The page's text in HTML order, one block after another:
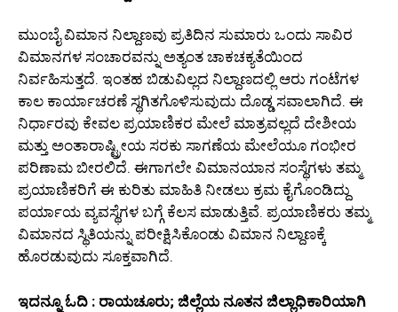
ಮುಂಬೈ ವಿಮಾನ ನಿಲ್ದಾಣವು ಪ್ರತಿದಿನ ಸುಮಾರು ಒಂದು ಸಾವಿರ
ವಿಮಾನಗಳ ಸಂಚಾರವನ್ನು ಅತ್ಯಂತ ಚಾಕಚಕ್ಯತೆಯಿಂದ
ನಿರ್ವಹಿಸುತ್ತದೆ. ಇಂತಹ ಬಿಡುವಿಲ್ಲದ ನಿಲ್ದಾಣದಲ್ಲಿ ಆರು ಗಂಟೆಗಳ
ಕಾಲ ಕಾರ್ಯಾಚರಣೆ ಸ್ಥಗಿತಗೊಳಿಸುವುದು ದೊಡ್ಡ ಸವಾಲಾಗಿದೆ. ಈ
ನಿರ್ಧಾರವು ಕೇವಲ ಪ್ರಯಾಣಿಕರ ಮೇಲೆ ಮಾತ್ರವಲ್ಲದೆ ದೇಶೀಯ
ಮತ್ತು ಅಂತಾರಾಷ್ಟ್ರೀಯ ಸರಕು ಸಾಗಣೆಯ ಮೇಲೆಯೂ ಗಂಭೀರ
ಪರಿಣಾಮ ಬೀರಲಿದೆ. ಈಗಾಗಲೇ ವಿಮಾನಯಾನ ಸಂಸ್ಥೆಗಳು ತಮ್ಮ
ಪ್ರಯಾಣಿಕರಿಗೆ ಈ ಕುರಿತು ಮಾಹಿತಿ ನೀಡಲು ಕ್ರಮ ಕೈಗೊಂಡಿದ್ದು
ಪರ್ಯಾಯ ವ್ಯವಸ್ಥೆಗಳ ಬಗ್ಗೆ ಕೆಲಸ ಮಾಡುತ್ತಿವೆ. ಪ್ರಯಾಣಿಕರು ತಮ್ಮ
ವಿಮಾನದ ಸ್ಥಿತಿಯನ್ನು ಪರೀಕ್ಷಿಸಿಕೊಂಡು ವಿಮಾನ ನಿಲ್ದಾಣಕ್ಕೆ
ಹೊರಡುವುದು ಸೂಕ್ತವಾಗಿದೆ.
ಇದನ್ನೂ ಓದಿ : ರಾಯಚೂರು; ಜಿಲ್ಲೆಯ ನೂತನ ಜಿಲ್ಲಾಧಿಕಾರಿಯಾಗಿ